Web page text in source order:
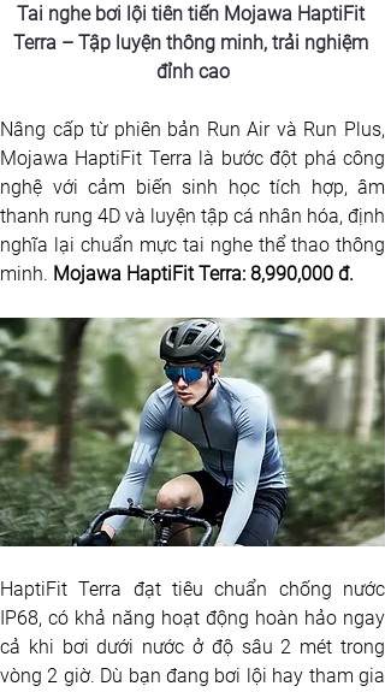
Tai nghe bơi lội tiên tiến Mojawa HaptiFit
Terra – Tập luyện thông minh, trải nghiệm
đỉnh cao
Nâng cấp từ phiên bản Run Air và Run Plus,
Mojawa HaptiFit Terra là bước đột phá công
nghệ với cảm biến sinh học tích hợp, âm
thanh rung 4D và luyện tập cá nhân hóa, định
nghĩa lại chuẩn mực tai nghe thể thao thông
minh. Mojawa HaptiFit Terra: 8,990,000 đ.
HaptiFit Terra đạt tiêu chuẩn chống nước
IP68, có khả năng hoạt động hoàn hảo ngay
cả khi bơi dưới nước ở độ sâu 2 mét trong
vòng 2 giờ. Dù bạn đang bơi lội hay tham gia